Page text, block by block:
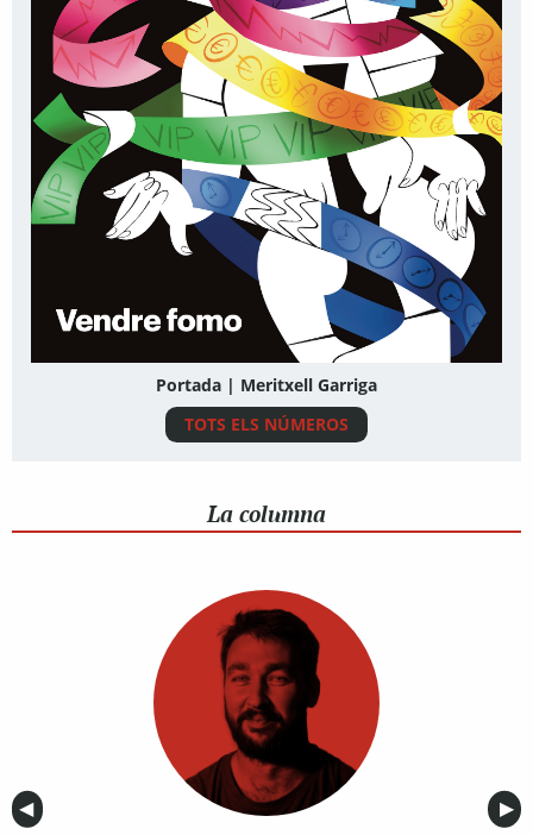
Portada | Meritxell Garriga
TOTS ELS NÚMEROS
La columna
Anterior
◀︎ ▶︎